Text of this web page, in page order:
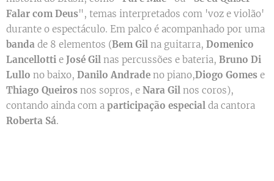
Falar com Deus", temas interpretados com 'voz e violão'
durante o espectáculo. Em palco é acompanhado por uma
banda de 8 elementos (Bem Gil na guitarra, Domenico
Lancellotti e José Gil nas percussões e bateria, Bruno Di
Lullo no baixo, Danilo Andrade no piano,Diogo Gomes e
Thiago Queiros nos sopros, e Nara Gil nos coros),
contando ainda com a participação especial da cantora
Roberta Sá.